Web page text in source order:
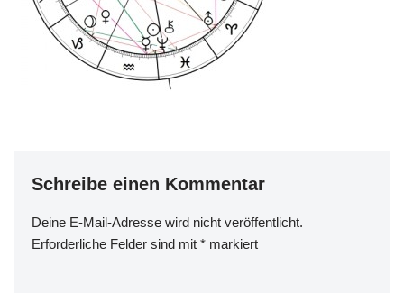
Schreibe einen Kommentar
Deine E-Mail-Adresse wird nicht veröffentlicht.
Erforderliche Felder sind mit * markiert